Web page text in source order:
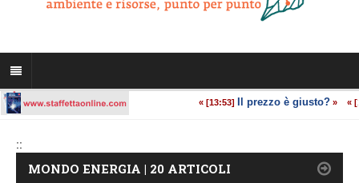
::
MONDO ENERGIA | 20 ARTICOLI